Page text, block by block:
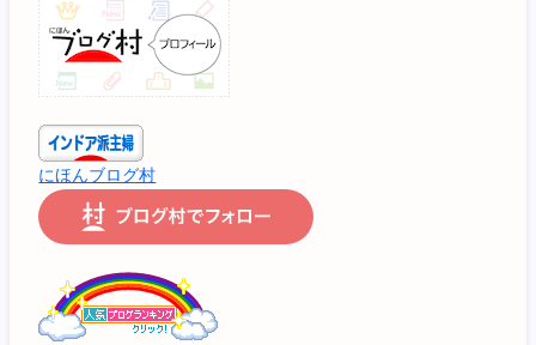
にほんブログ村